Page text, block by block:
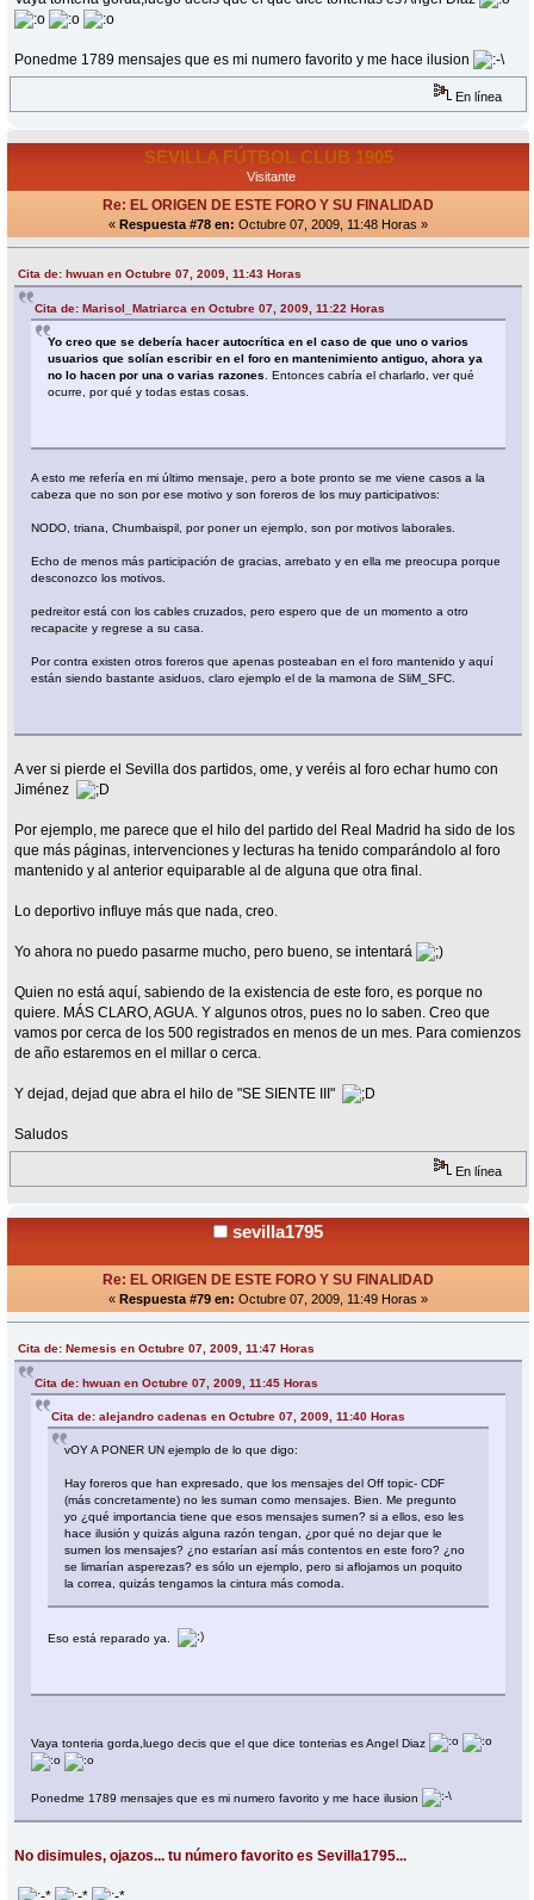
Ponedme 1789 mensajes que es mi numero favorito y me hace ilusion
En línea
SEVILLA FÚTBOL CLUB 1905
Visitante
Re: EL ORIGEN DE ESTE FORO Y SU FINALIDAD
« Respuesta #78 en: Octubre 07, 2009, 11:48 Horas »
Cita de: hwuan en Octubre 07, 2009, 11:43 Horas
Cita de: Marisol_Matriarca en Octubre 07, 2009, 11:22 Horas
Yo creo que se debería hacer autocrítica en el caso de que uno o varios
usuarios que solían escribir en el foro en mantenimiento antiguo, ahora ya
no lo hacen por una o varias razones
. Entonces cabría el charlarlo, ver qué
ocurre, por qué y todas estas cosas.
A esto me refería en mi último mensaje, pero a bote pronto se me viene casos a la
cabeza que no son por ese motivo y son foreros de los muy participativos:
NODO, triana, Chumbaispil, por poner un ejemplo, son por motivos laborales.
Echo de menos más participación de gracias, arrebato y en ella me preocupa porque
desconozco los motivos.
pedreitor está con los cables cruzados, pero espero que de un momento a otro
recapacite y regrese a su casa.
Por contra existen otros foreros que apenas posteaban en el foro mantenido y aquí
están siendo bastante asiduos, claro ejemplo el de la mamona de SliM_SFC.
A ver si pierde el Sevilla dos partidos, ome, y veréis al foro echar humo con
Jiménez
Por ejemplo, me parece que el hilo del partido del Real Madrid ha sido de los
que más páginas, intervenciones y lecturas ha tenido comparándolo al foro
mantenido y al anterior equiparable al de alguna que otra final.
Lo deportivo influye más que nada, creo.
Yo ahora no puedo pasarme mucho, pero bueno, se intentará
Quien no está aquí, sabiendo de la existencia de este foro, es porque no
quiere. MÁS CLARO, AGUA. Y algunos otros, pues no lo saben. Creo que
vamos por cerca de los 500 registrados en menos de un mes. Para comienzos
de año estaremos en el millar o cerca.
Y dejad, dejad que abra el hilo de "SE SIENTE III"
Saludos
En línea
sevilla1795
Re: EL ORIGEN DE ESTE FORO Y SU FINALIDAD
« Respuesta #79 en: Octubre 07, 2009, 11:49 Horas »
Cita de: Nemesis en Octubre 07, 2009, 11:47 Horas
Cita de: hwuan en Octubre 07, 2009, 11:45 Horas
Cita de: alejandro cadenas en Octubre 07, 2009, 11:40 Horas
vOY A PONER UN ejemplo de lo que digo:
Hay foreros que han expresado, que los mensajes del Off topic- CDF
(más concretamente) no les suman como mensajes. Bien. Me pregunto
yo ¿qué importancia tiene que esos mensajes sumen? si a ellos, eso les
hace ilusión y quizás alguna razón tengan, ¿por qué no dejar que le
sumen los mensajes? ¿no estarían así más contentos en este foro? ¿no
se limarían asperezas? es sólo un ejemplo, pero si aflojamos un poquito
la correa, quizás tengamos la cintura más comoda.
Eso está reparado ya.
Vaya tonteria gorda,luego decis que el que dice tonterias es Angel Diaz
Ponedme 1789 mensajes que es mi numero favorito y me hace ilusion
No disimules, ojazos... tu número favorito es Sevilla1795...